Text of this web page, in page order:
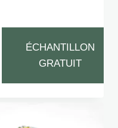
ÉCHANTILLON
GRATUIT